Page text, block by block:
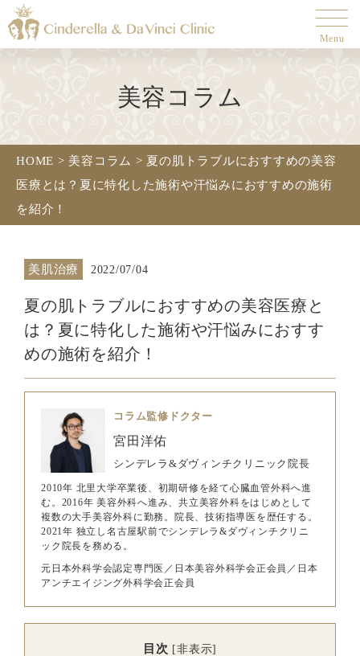
Menu
美容コラム
HOME > 美容コラム > 夏の肌トラブルにおすすめの美容
医療とは？夏に特化した施術や汗悩みにおすすめの施術
を紹介！
美肌治療 2022/07/04
夏の肌トラブルにおすすめの美容医療と
は？夏に特化した施術や汗悩みにおすす
めの施術を紹介！
コラム監修ドクター
宮田洋佑
シンデレラ&ダヴィンチクリニック院長
2010年 北里大学卒業後、初期研修を経て心臓血管外科へ進
む。2016年 美容外科へ進み、共立美容外科をはじめとして
複数の大手美容外科に勤務。院長、技術指導医を歴任する。
2021年 独立し名古屋駅前でシンデレラ&ダヴィンチクリニ
ック院長を務める。
元日本外科学会認定専門医／日本美容外科学会正会員／日本
アンチエイジング外科学会正会員
目次 [非表示]